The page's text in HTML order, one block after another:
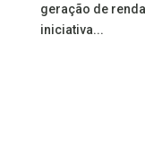
geração de
iniciativa...